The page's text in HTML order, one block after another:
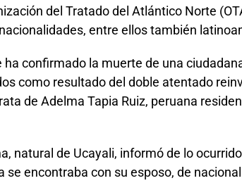
del Tratado del Atlántico Norte
entre ellos también
confirmado la muerte de una
como resultado del doble atentado
de Adelma Tapia Ruiz, peruana
natural de Ucayali, informó de lo
se encontraba con su esposo, de